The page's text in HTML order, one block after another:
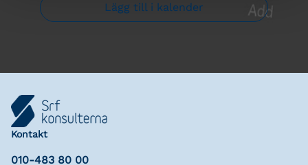
Lägg till i kalender
Kontakt
010-483 80 00